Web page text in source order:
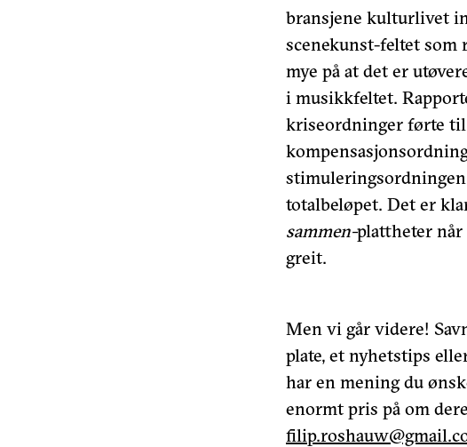
bransjene kulturlivet
scenekunst-feltet som
mye på at det er
i musikkfeltet.
kriseordninger førte til
stimuleringsordningen
totalbeløpet. Det er
sammen-plattheter når
greit.
Men vi går videre!
plate, et nyhetstips
har en mening du
enormt pris på om